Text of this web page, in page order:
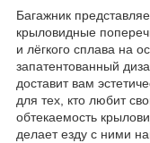
Багажник
крыловидные
и лёгкого сплава на
запатентованный
доставит вам
для тех, кто любит
обтекаемость
делает езду с ними